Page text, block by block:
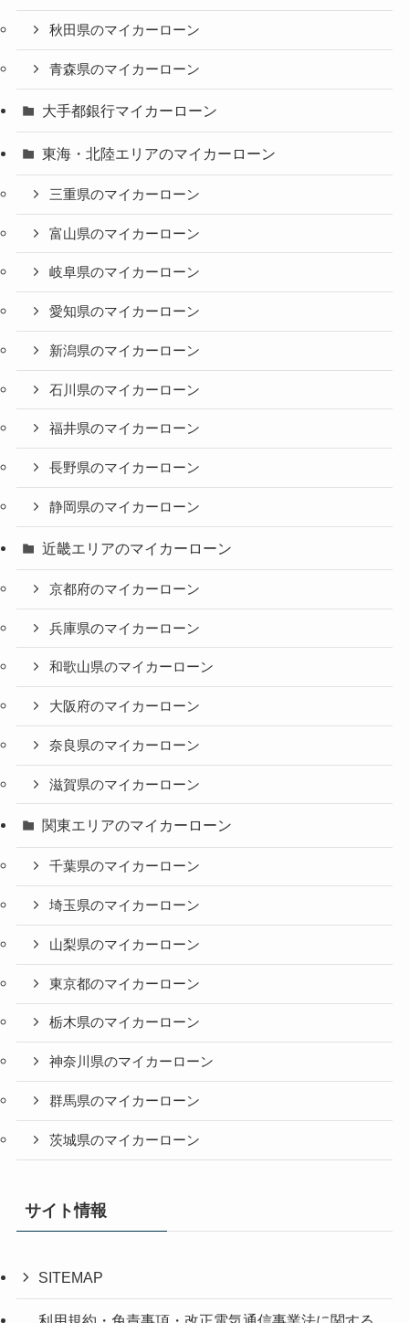
秋田県のマイカーローン
青森県のマイカーローン
大手都銀行マイカーローン
東海・北陸エリアのマイカーローン
三重県のマイカーローン
富山県のマイカーローン
岐阜県のマイカーローン
愛知県のマイカーローン
新潟県のマイカーローン
石川県のマイカーローン
福井県のマイカーローン
長野県のマイカーローン
静岡県のマイカーローン
近畿エリアのマイカーローン
京都府のマイカーローン
兵庫県のマイカーローン
和歌山県のマイカーローン
大阪府のマイカーローン
奈良県のマイカーローン
滋賀県のマイカーローン
関東エリアのマイカーローン
千葉県のマイカーローン
埼玉県のマイカーローン
山梨県のマイカーローン
東京都のマイカーローン
栃木県のマイカーローン
神奈川県のマイカーローン
群馬県のマイカーローン
茨城県のマイカーローン
サイト情報
SITEMAP